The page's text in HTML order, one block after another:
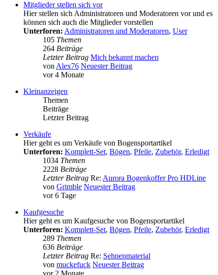
Mitglieder stellen sich vor
Hier stellen sich Administratoren und Moderatoren vor und es
können sich auch die Mitglieder vorstellen
Unterforen: Administratoren und Moderatoren, User
105 Themen
264 Beiträge
Letzter Beitrag Mich bekannt machen
von Alex76 Neuester Beitrag
vor 4 Monate
Kleinanzeigen
Themen
Beiträge
Letzter Beitrag
Verkäufe
Hier geht es um Verkäufe von Bogensportartikel
Unterforen: Komplett-Set, Bögen, Pfeile, Zubehör, Erledigt
1034 Themen
2228 Beiträge
Letzter Beitrag Re: Aurora Bogenkoffer Pro HDLine
von Grimble Neuester Beitrag
vor 6 Tage
Kaufgesuche
Hier geht es um Kaufgesuche von Bogensportartikel
Unterforen: Komplett-Set, Bögen, Pfeile, Zubehör, Erledigt
289 Themen
636 Beiträge
Letzter Beitrag Re: Sehnenmaterial
von muckefuck Neuester Beitrag